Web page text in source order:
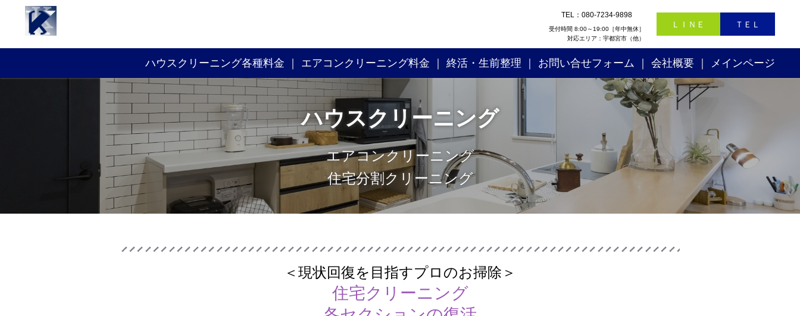
TEL：080-7234-9898
受付時間 8:00～19:00［年中無休］
対応エリア：宇都宮市（他）
ＬＩＮＥ ＴＥＬ
ハウスクリーニング各種料金 エアコンクリーニング料金 終活・生前整理 お問い合せフォーム 会社概要 メインページ
ハウスクリーニング
エアコンクリーニング
住宅分割クリーニング
＜現状回復を目指すプロのお掃除＞
住宅クリーニング